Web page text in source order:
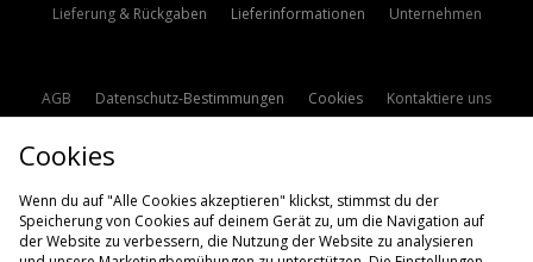
Lieferung & Rückgaben
Lieferinformationen Unternehmen
AGB Datenschutz-Bestimmungen Cookies
Kontaktiere uns
Cookies
Wenn du auf "Alle Cookies akzeptieren" klickst, stimmst du der
Speicherung von Cookies auf deinem Gerät zu, um die Navigation auf
der Website zu verbessern, die Nutzung der Website zu analysieren